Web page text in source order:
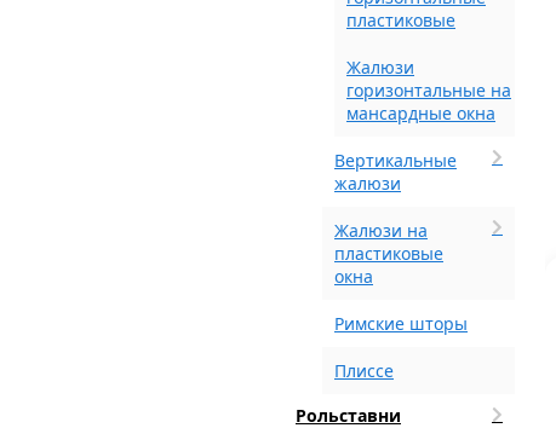
пластиковые
Жалюзи
горизонтальные на
мансардные окна
Вертикальные
жалюзи
Жалюзи на
пластиковые
окна
Римские шторы
Плиссе
Рольставни